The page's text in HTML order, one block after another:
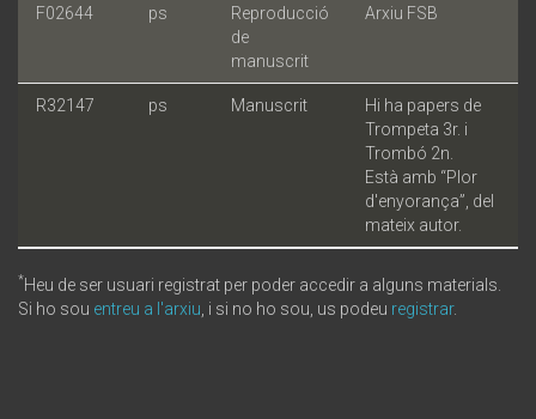
F02644 ps
Reproducció
de
manuscrit
Arxiu FSB
R32147 ps Manuscrit
Hi ha papers de
Trompeta 3r. i
Trombó 2n.
Està amb “Plor
d'enyorança”, del
mateix autor.
*Heu de ser usuari registrat per poder accedir a alguns materials.
Si ho sou entreu a l'arxiu , i si no ho sou, us podeu registrar.